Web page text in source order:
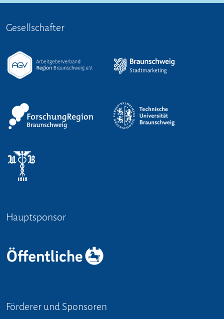
Gesellschafter
Hauptsponsor
Förderer und Sponsoren